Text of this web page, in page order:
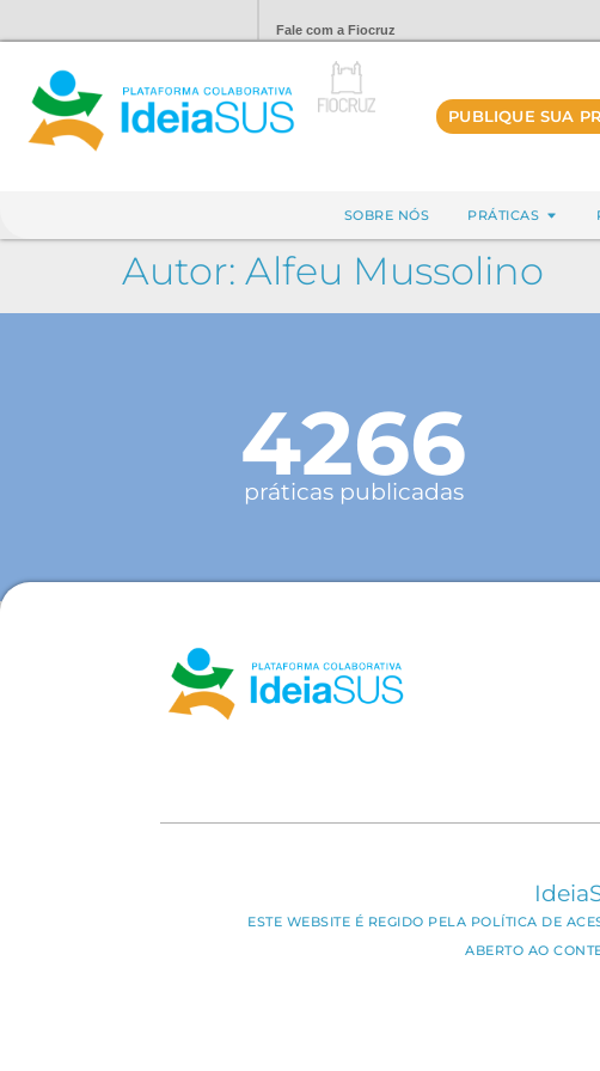
Fale com a Fiocruz
PUBLIQUE SUA
SOBRE NÓS PRÁTICAS
Autor: Alfeu Mussolino
4266
práticas publicadas
ESTE WEBSITE É REGIDO PELA POLÍTICA DE
ABERTO AO